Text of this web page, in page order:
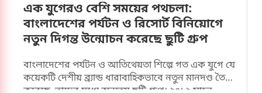
এক যুগেরও বেশি সময়ের পথচলা:
বাংলাদেশের পর্যটন ও রিসোর্ট বিনিয়োগে
নতুন দিগন্ত উন্মোচন করেছে ছুটি গ্রুপ
বাংলাদেশের পর্যটন ও আতিথেয়তা শিল্পে গত এক যুগে যে
কয়েকটি দেশীয় ব্র্যান্ড ধারাবাহিকভাবে নতুন মানদণ্ড তৈরি